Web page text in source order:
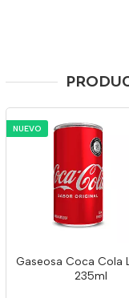
NUEVO
Gaseosa Coca Cola
235ml